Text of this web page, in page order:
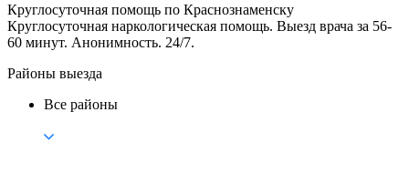
Круглосуточная помощь по Краснознаменску
Круглосуточная наркологическая помощь. Выезд врача за 56-
60 минут. Анонимность. 24/7.
Районы выезда
Все районы